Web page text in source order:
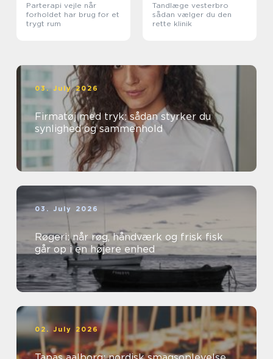
Parterapi vejle når
forholdet har brug for et
trygt rum
Tandlæge vesterbro
sådan vælger du den
rette klinik
03. July 2026
Firmatøj med tryk: sådan styrker du
synlighed og sammenhold
03. July 2026
Røgeri: når røg, håndværk og frisk fisk
går op i en højere enhed
02. July 2026